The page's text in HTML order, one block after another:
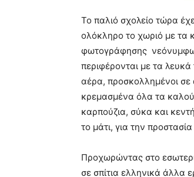
Το παλιό σχολείο τώρα
ολόκληρο το χωριό με τα
φωτογράφησης
περιφέρονται με τα
αέρα, προσκολλημένοι
κρεμασμένα όλα τα
καρπούζια, σύκα και
το μάτι, για την
Προχωρώντας στο
σε σπίτια ελληνικά